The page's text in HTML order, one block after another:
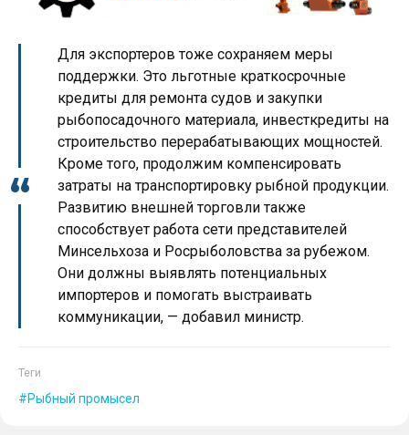
Для экспортеров тоже сохраняем меры
поддержки. Это льготные краткосрочные
кредиты для ремонта судов и закупки
рыбопосадочного материала, инвесткредиты на
строительство перерабатывающих мощностей.
Кроме того, продолжим компенсировать
затраты на транспортировку рыбной продукции.
Развитию внешней торговли также
способствует работа сети представителей
Минсельхоза и Росрыболовства за рубежом.
Они должны выявлять потенциальных
импортеров и помогать выстраивать
коммуникации, — добавил министр.
Теги
Рыбный промысел